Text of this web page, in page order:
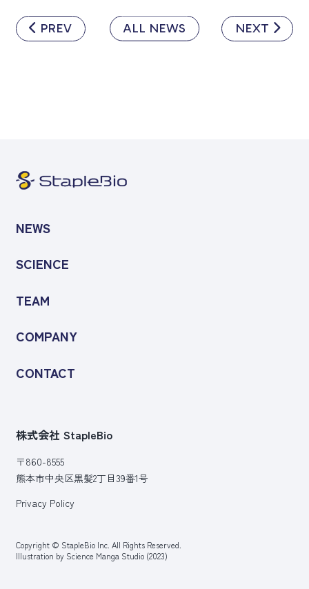
PREV ALL NEWS NEXT
NEWS
SCIENCE
TEAM
COMPANY
CONTACT
株式会社 StapleBio
〒860-8555
熊本市中央区黒髪2丁目39番1号
Privacy Policy
Copyright © StapleBio Inc. All Rights Reserved.
Illustration by Science Manga Studio (2023)